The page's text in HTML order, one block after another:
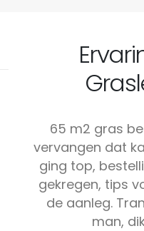
65 m2 gras
vervangen dat
ging top,
gekregen, tips
de aanleg.
man,